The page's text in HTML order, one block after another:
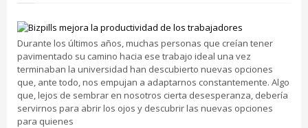
Durante los últimos años, muchas personas que creían tener
pavimentado su camino hacia ese trabajo ideal una vez
terminaban la universidad han descubierto nuevas opciones
que, ante todo, nos empujan a adaptarnos constantemente. Algo
que, lejos de sembrar en nosotros cierta desesperanza, debería
servirnos para abrir los ojos y descubrir las nuevas opciones
para quienes